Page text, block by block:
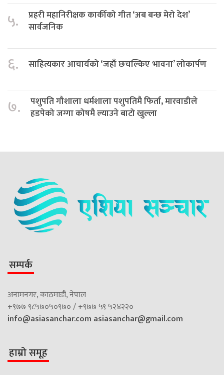
५.
प्रहरी महानिरीक्षक कार्कीको गीत ‘अब बन्छ मेरो देश’
सार्वजनिक
६. साहित्यकार आचार्यको ‘जहाँ छचल्किए भावना’ लोकार्पण
७.
पशुपति गौशाला धर्मशाला पशुपतिमै फिर्ता, मारवाडीले
हडपेको जग्गा कोषमै ल्याउने बाटो खुल्ला
सम्पर्क
अनामनगर, काठमाडौं, नेपाल
+९७७ ९८५७०५०९७० / +९७७ ५९ ५२४२२०
info@asiasanchar.com asiasanchar@gmail.com
हाम्रो समूह